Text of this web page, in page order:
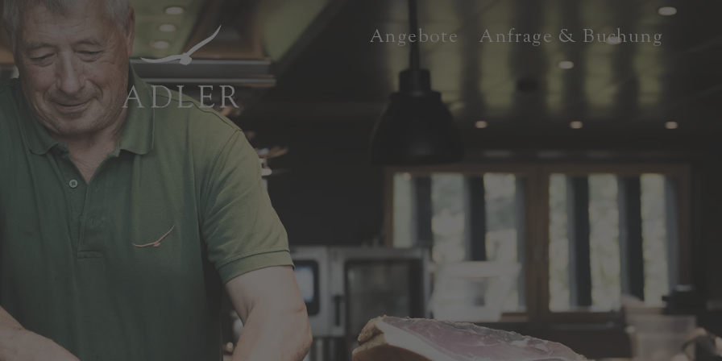
Angebote Anfrage & Buchung